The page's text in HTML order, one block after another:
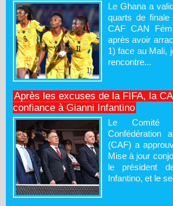
Le Ghana a
quarts de finale
CAF CAN
après avoir
1) face au Mali,
rencontre...
Après les excuses de la FIFA, la
confiance à Gianni Infantino
Le Comité
Confédération
(CAF) a
Mise à jour
le président
Infantino, et le